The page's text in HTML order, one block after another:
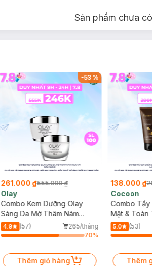
Sản phẩm chưa
-53%
261.000 ₫555.000 ₫
Olay
Combo Kem Dưỡng Olay
Sáng Da Mờ Thâm Nám
Ngày Và Đêm 50gx2
4.9 (57)
265/tháng
70%
Thêm giỏ hàng
138.000 ₫
Cocoon
Combo Tẩy
Mặt & Toàn
Đắk Lắk
5.0 (53)
Thêm